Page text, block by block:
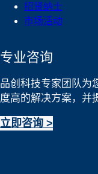
招贤纳士
市场活动
专业咨询
品创科技专家团队为
度高的解决方案，并
立即咨询 >